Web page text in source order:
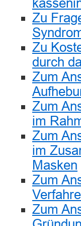
Zu
Zu
durch
Zum
Zum
im
Zum
im
Masken
Zum
Zum